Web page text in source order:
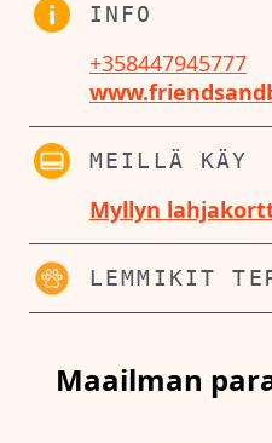
INFO
+358447945777
MEILLÄ KÄY
Myllyn
LEMMIKIT
Maailman